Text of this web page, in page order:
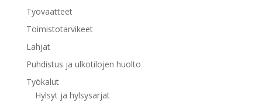
Työvaatteet
Toimistotarvikeet
Lahjat
Puhdistus ja ulkotilojen huolto
Työkalut
Hylsyt ja hylsysarjat